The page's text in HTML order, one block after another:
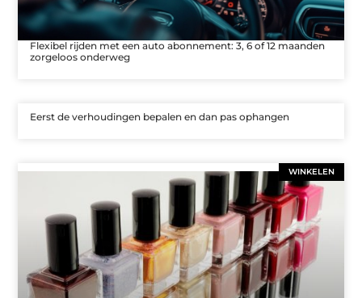
Flexibel rijden met een auto abonnement: 3, 6 of 12 maanden
zorgeloos onderweg
Eerst de verhoudingen bepalen en dan pas ophangen
WINKELEN